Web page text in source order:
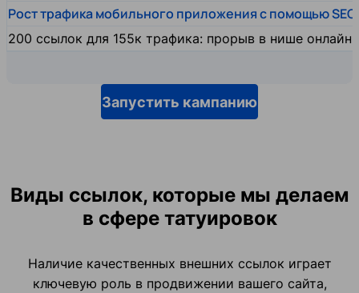
Рост трафика мобильного приложения с помощью SEO
200 ссылок для 155к трафика: прорыв в нише
Запустить кампанию
Виды ссылок, которые мы делаем
в сфере татуировок
Наличие качественных внешних ссылок играет
ключевую роль в продвижении вашего сайта,